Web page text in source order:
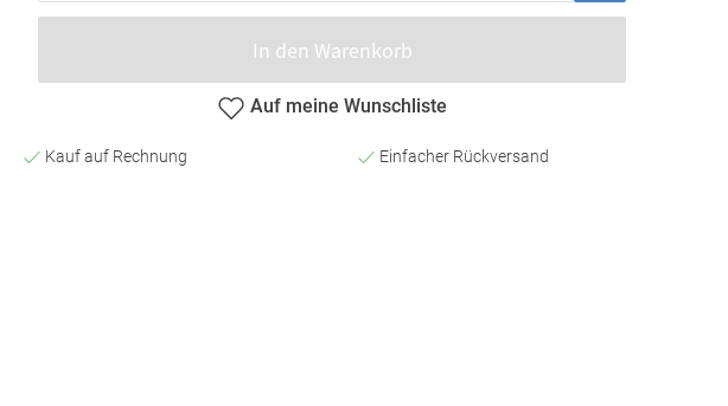
In den Warenkorb
Auf meine Wunschliste
Kauf auf Rechnung Einfacher Rückversand